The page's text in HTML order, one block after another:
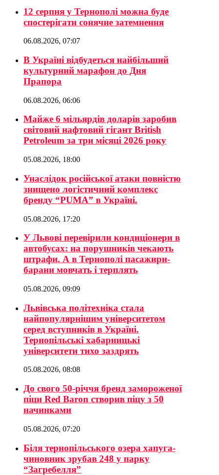
12 серпня у Тернополі можна буде
спостерігати сонячне затемнення
06.08.2026, 07:07
В Україні відбудеться найбільший
культурний марафон до Дня
Прапора
06.08.2026, 06:06
Майже 6 мільярдів доларів заробив
світовий нафтовий гігант British
Petroleum за три місяці 2026 року
05.08.2026, 18:00
Унаслідок російської атаки повністю
знищено логістичний комплекс
бренду “PUMA” в Україні.
05.08.2026, 17:20
У Львові перевірили кондиціонери в
автобусах: на порушників чекають
штрафи. А в Тернополі пасажири-
барани мовчать і терплять
05.08.2026, 09:09
Львівська політехніка стала
найпопулярнішим університетом
серед вступників в Україні.
Тернопільські хабарницькі
університети тихо заздрять
05.08.2026, 08:08
До свого 50-річчя бренд замороженої
піци Red Baron створив піцу з 50
начинками
05.08.2026, 07:20
Біля тернопільського озера хапуга-
чиновник зрубав 248 у парку
“Загребелля”